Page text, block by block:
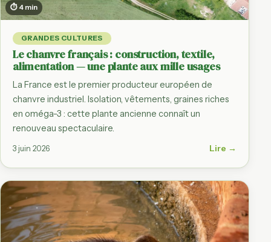
⏱ 4 min
GRANDES CULTURES
Le chanvre français : construction, textile,
alimentation — une plante aux mille usages
La France est le premier producteur européen de
chanvre industriel. Isolation, vêtements, graines riches
en oméga-3 : cette plante ancienne connaît un
renouveau spectaculaire.
3 juin 2026 Lire →